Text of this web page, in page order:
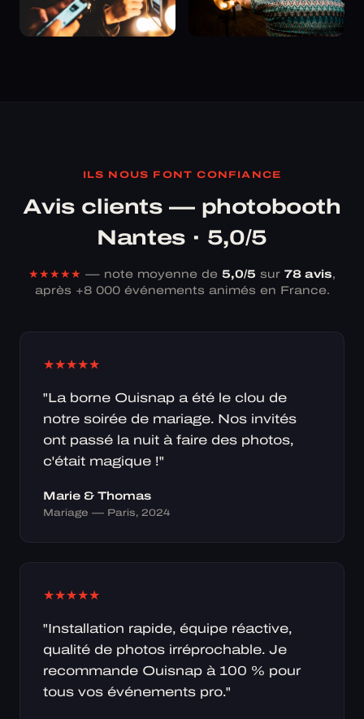
ILS NOUS FONT CONFIANCE
Avis clients — photobooth
Nantes · 5,0/5
★★★★★ — note moyenne de 5,0/5 sur 78 avis,
après +8 000 événements animés en France.
★★★★★
"La borne Ouisnap a été le clou de
notre soirée de mariage. Nos invités
ont passé la nuit à faire des photos,
c'était magique !"
Marie & Thomas
Mariage — Paris, 2024
★★★★★
"Installation rapide, équipe réactive,
qualité de photos irréprochable. Je
recommande Ouisnap à 100 % pour
tous vos événements pro."